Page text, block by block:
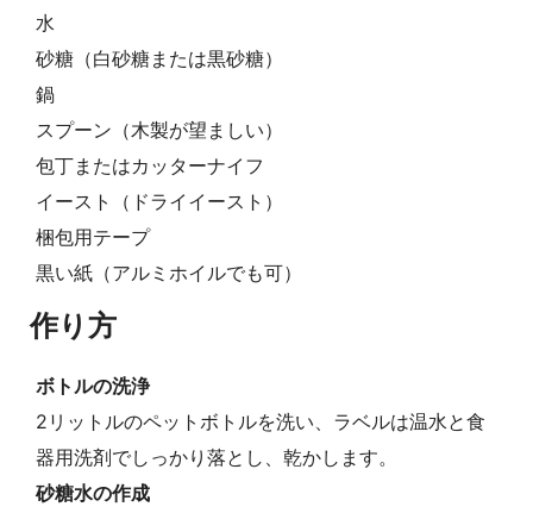
水
砂糖（白砂糖または黒砂糖）
鍋
スプーン（木製が望ましい）
包丁またはカッターナイフ
イースト（ドライイースト）
梱包用テープ
黒い紙（アルミホイルでも可）
作り方
ボトルの洗浄
2リットルのペットボトルを洗い、ラベルは温水と食
器用洗剤でしっかり落とし、乾かします。
砂糖水の作成